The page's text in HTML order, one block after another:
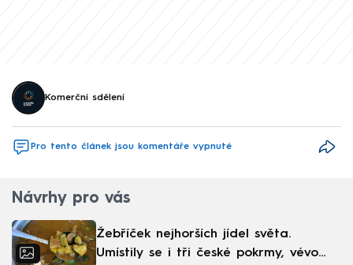
Komerční sdělení
Pro tento článek jsou komentáře vypnuté
Návrhy pro vás
Žebříček nejhorších jídel světa.
Umístily se i tři české pokrmy, vévodí